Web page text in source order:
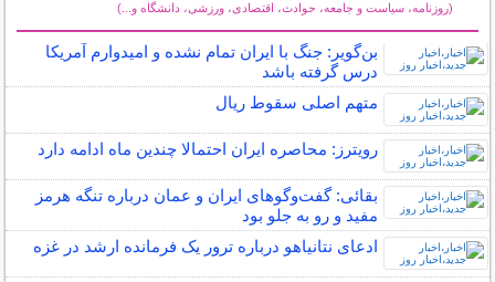
(روزنامه، سیاست و جامعه، حوادث، اقتصادی، ورزشی، دانشگاه و...)
بن‌گویر: جنگ با ایران تمام نشده و امیدوارم آمریکا
درس گرفته باشد
متهم اصلی سقوط ریال
رویترز: محاصره ایران احتمالا چندین ماه ادامه دارد
بقائی: گفت‌وگوهای ایران و عمان درباره تنگه هرمز
مفید و رو به جلو بود
ادعای نتانیاهو درباره ترور یک فرمانده ارشد در غزه